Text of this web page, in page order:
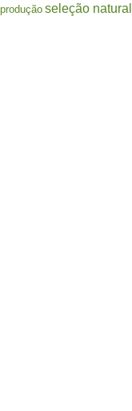
seleção natural